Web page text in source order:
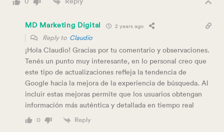
0 Reply
MD Marketing Digital 2 years ago
Reply to Claudio
¡Hola Claudio! Gracias por tu comentario y observaciones.
Tenés un punto muy interesante, en lo personal creo que
este tipo de actualizaciones refleja la tendencia de
Google hacia la mejora de la experiencia de búsqueda. Al
incluir estas mejoras permite que los usuarios obtengan
información más auténtica y detallada en tiempo real
0 Reply